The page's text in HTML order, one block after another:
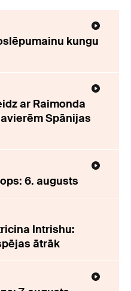
kungu
ar Raimonda
Spānijas
6. augusts
Intrishu:
ātrāk